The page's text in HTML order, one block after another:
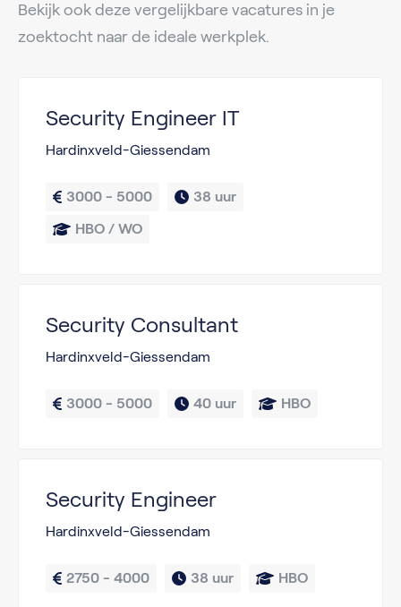
Bekijk ook deze vergelijkbare vacatures in je
zoektocht naar de ideale werkplek.
Security Engineer IT
Hardinxveld-Giessendam
3000 - 5000 38 uur
HBO / WO
Security Consultant
Hardinxveld-Giessendam
3000 - 5000 40 uur HBO
Security Engineer
Hardinxveld-Giessendam
2750 - 4000 38 uur HBO